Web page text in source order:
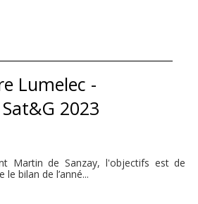
Lumelec -
2023
Martin de Sanzay, l'objectifs est de
bilan de l’anné...